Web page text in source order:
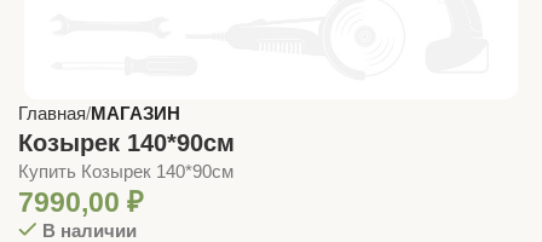
Главная МАГАЗИН
Козырек 140*90см
Купить Козырек 140*90см
7990,00 ₽
В наличии